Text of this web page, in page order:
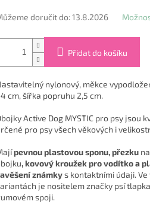
doručit do: 13.8.2026
Přidat do košíku
nylonový, měkce
cm, šířka popruhu 2,5 cm.
Active Dog MYSTIC pro psy jsou
pro psy všech věkových i
pevnou plastovou sponu, přezku
, kovový kroužek pro vodítko a
známkys kontaktními údaji. Ve
je nositelem značky psí
spoji.